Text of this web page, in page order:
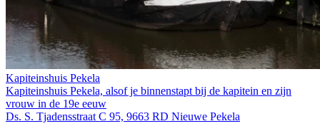
Kapiteinshuis Pekela
Kapiteinshuis Pekela, alsof je binnenstapt bij de kapitein en zijn
vrouw in de 19e eeuw
Ds. S. Tjadensstraat C 95, 9663 RD Nieuwe Pekela